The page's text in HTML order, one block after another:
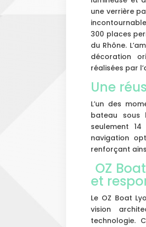
une verrière
300 places
du Rhône.
décoration
réalisées par
Une
L’un des
bateau sous
seulement
navigation
renforçant
OZ
et
Le OZ Boat
vision
technologie.